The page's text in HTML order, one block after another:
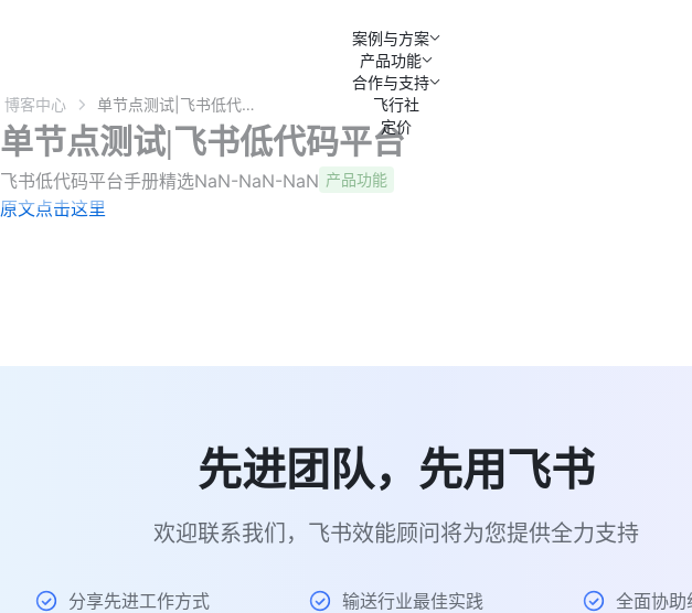
案例与方案
产品功能
合作与支持
飞行社
定价
博客中心 单节点测试|飞书低代码平台
单节点测试|飞书低代码平台
飞书低代码平台手册精选NaN-NaN-NaN 产品功能
原文点击这里
先进团队，先用飞书
欢迎联系我们，飞书效能顾问将为您提供全力支持
分享先进工作方式 输送行业最佳实践 全面协助